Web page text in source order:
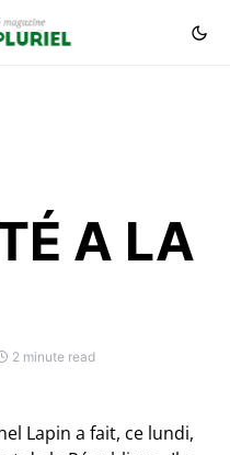
A LA
2 minute read
Lapin a fait, ce lundi,